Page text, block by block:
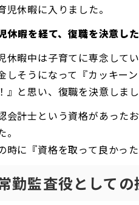
児休暇に入りました。
休暇を経て、復職を決意し
休暇中は子育てに専念して
しそうになって『カッキー
』と思い、復職を決意しまし
会計士という資格があった
。
時に『資格を取って良かっ
勤監査役として